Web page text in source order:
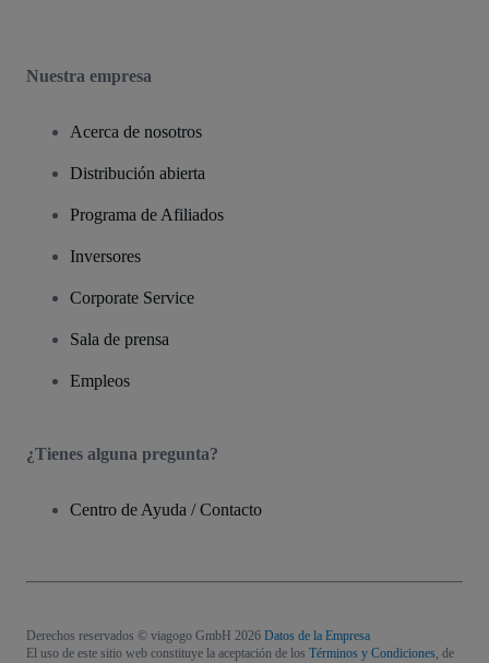
Nuestra empresa
Acerca de nosotros
Distribución abierta
Programa de Afiliados
Inversores
Corporate Service
Sala de prensa
Empleos
¿Tienes alguna pregunta?
Centro de Ayuda / Contacto
Derechos reservados © viagogo GmbH 2026 Datos de la Empresa
El uso de este sitio web constituye la aceptación de los Términos y Condiciones , de